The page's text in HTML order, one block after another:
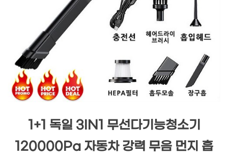
1+1 독일 3IN1 무선다기능청소기
120000Pa 자동차 강력 무음 먼지 흡